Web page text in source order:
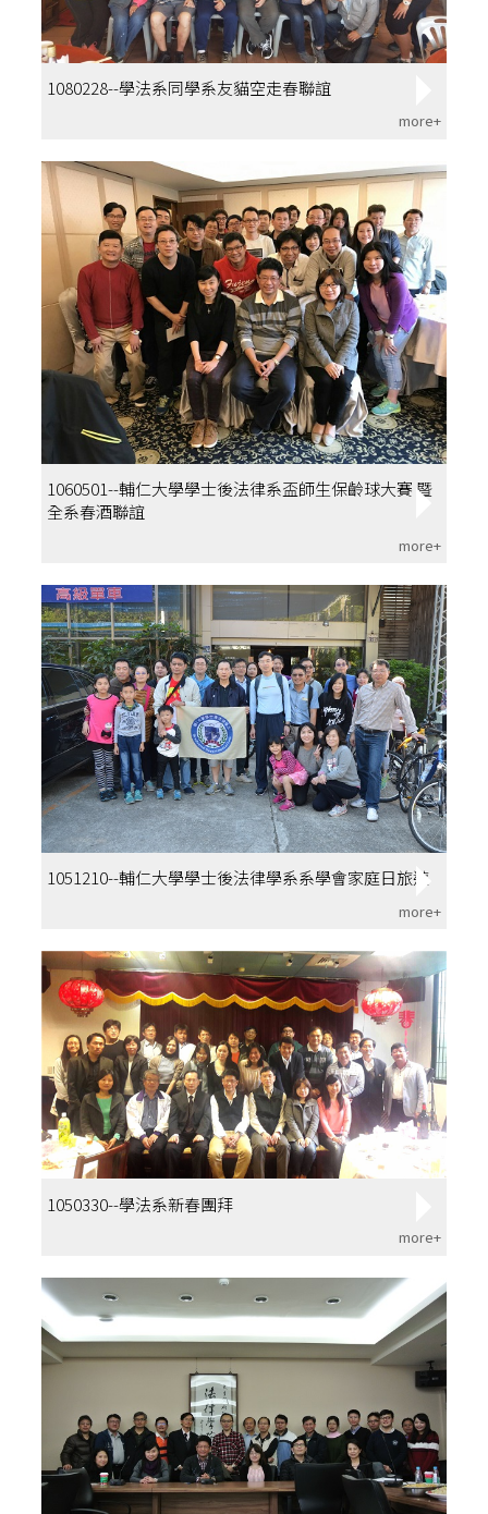
1080228--學法系同學系友貓空走春聯誼
more+
1060501--輔仁大學學士後法律系盃師生保齡球大賽 暨
全系春酒聯誼
more+
1051210--輔仁大學學士後法律學系系學會家庭日旅遊
more+
1050330--學法系新春團拜
more+